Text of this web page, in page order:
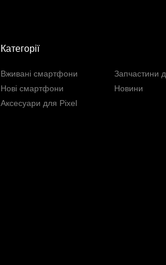
Категорії
Вживані смартфони
Нові смартфони
Аксесуари для Pixel
Запчастини
Новини